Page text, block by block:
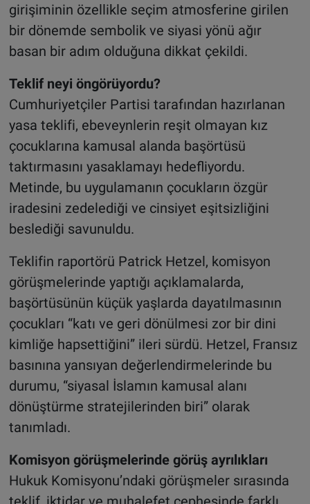
girişiminin özellikle seçim atmosferine girilen
bir dönemde sembolik ve siyasi yönü ağır
basan bir adım olduğuna dikkat çekildi.
Teklif neyi öngörüyordu?
Cumhuriyetçiler Partisi tarafından hazırlanan
yasa teklifi, ebeveynlerin reşit olmayan kız
çocuklarına kamusal alanda başörtüsü
taktırmasını yasaklamayı hedefliyordu.
Metinde, bu uygulamanın çocukların özgür
iradesini zedelediği ve cinsiyet eşitsizliğini
beslediği savunuldu.
Teklifin raportörü Patrick Hetzel, komisyon
görüşmelerinde yaptığı açıklamalarda,
başörtüsünün küçük yaşlarda dayatılmasının
çocukları “katı ve geri dönülmesi zor bir dini
kimliğe hapsettiğini” ileri sürdü. Hetzel, Fransız
basınına yansıyan değerlendirmelerinde bu
durumu, “siyasal İslamın kamusal alanı
dönüştürme stratejilerinden biri” olarak
tanımladı.
Komisyon görüşmelerinde görüş ayrılıkları
Hukuk Komisyonu’ndaki görüşmeler sırasında